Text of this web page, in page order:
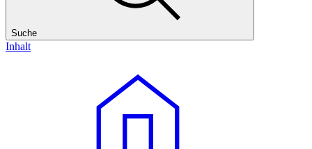
Suche
Inhalt